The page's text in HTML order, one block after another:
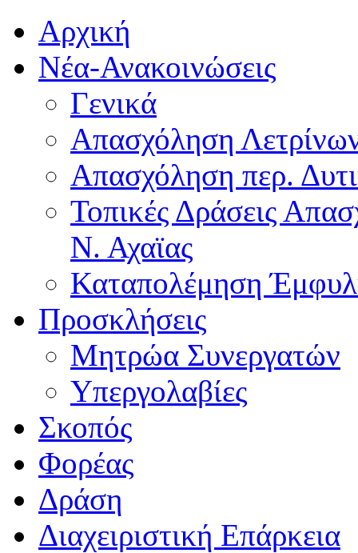
Αρχική
Νέα-Ανακοινώσεις
Γενικά
Απασχόληση
Απασχόληση περ.
Τοπικές Δράσεις
Ν. Αχαϊας
Καταπολέμηση
Προσκλήσεις
Μητρώα Συνεργατών
Υπεργολαβίες
Σκοπός
Φορέας
Δράση
Διαχειριστική Επάρκεια